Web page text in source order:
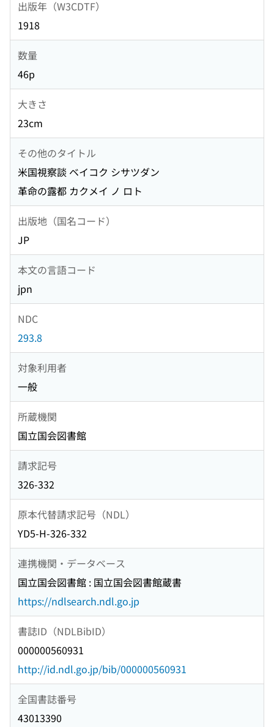
出版年（W3CDTF）
1918
数量
46p
大きさ
23cm
その他のタイトル
米国視察談 ベイコク シサツダン
革命の露都 カクメイ ノ ロト
出版地（国名コード）
JP
本文の言語コード
jpn
NDC
293.8
対象利用者
一般
所蔵機関
国立国会図書館
請求記号
326-332
原本代替請求記号（NDL）
YD5-H-326-332
連携機関・データベース
国立国会図書館 : 国立国会図書館蔵書
https://ndlsearch.ndl.go.jp
書誌ID（NDLBibID）
000000560931
http://id.ndl.go.jp/bib/000000560931
全国書誌番号
43013390